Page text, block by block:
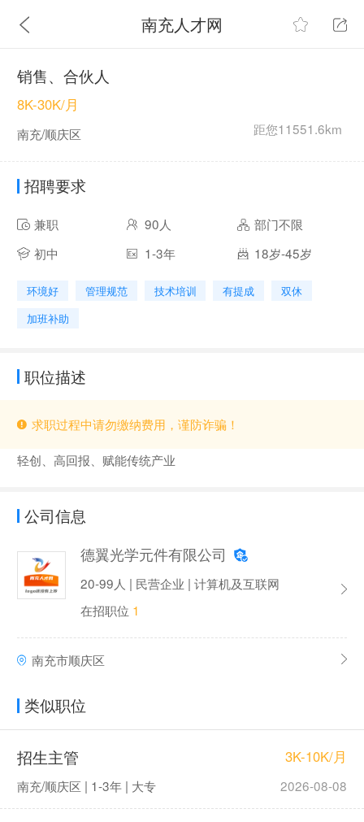
南充人才网
销售、合伙人
距您11551.6km
8K-30K/月
南充/顺庆区
招聘要求
兼职 90人
部门不限
初中
1-3年 18岁-45岁
环境好 管理规范 技术培训 有提成
双休
加班补助
职位描述
求职过程中请勿缴纳费用，谨防诈骗！
轻创、高回报、赋能传统产业
公司信息
德翼光学元件有限公司
20-99人 | 民营企业 | 计算机及互联网
在招职位 1
南充市顺庆区
类似职位
招生主管 3K-10K/月
南充/顺庆区 | 1-3年 | 大专 2026-08-08